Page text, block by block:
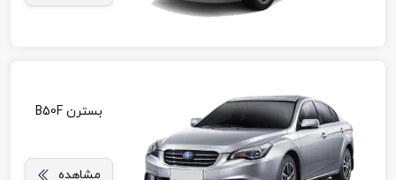
بسترن B50F
مشاهده